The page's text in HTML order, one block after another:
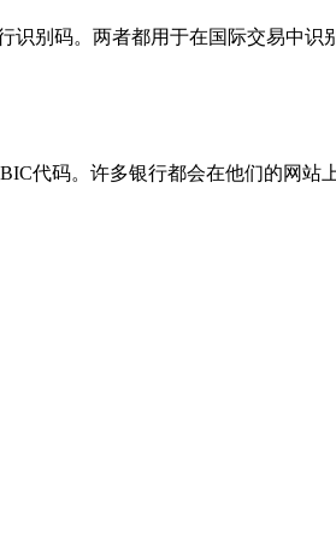
别码。两者都用于在国际交易中识
代码。许多银行都会在他们的网站